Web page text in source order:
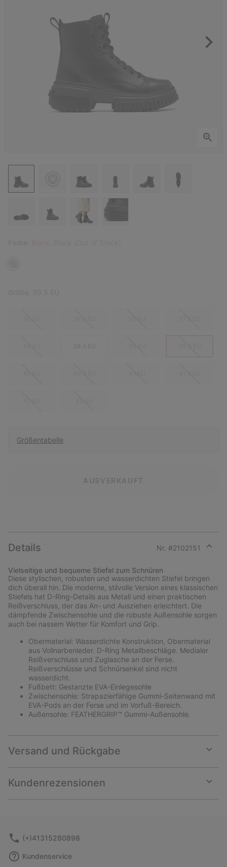
Größentabelle
AUSVERKAUFT
Details Nr. #2102151
section
Vielseitige und bequeme Stiefel zum Schnüren
Diese stylischen, robusten und wasserdichten Stiefel bringen
dich überall hin. Die moderne, stilvolle Version eines klassischen
Stiefels hat D-Ring-Details aus Metall und einen praktischen
Reißverschluss, der das An- und Ausziehen erleichtert. Die
dämpfende Zwischensohle und die robuste Außensohle sorgen
auch bei nassem Wetter für Komfort und Grip.
Obermaterial: Wasserdichte Konstruktion, Obermaterial
aus Vollnarbenleder. D-Ring Metallbeschläge. Medialer
Reißverschluss und Zuglasche an der Ferse.
Reißverschlüsse und Schnürsenkel sind nicht
wasserdicht.
Fußbett: Gestanzte EVA-Einlegesohle
Zwischensohle: Strapazierfähige Gummi-Seitenwand mit
EVA-Pods an der Ferse und im Vorfuß-Bereich.
Außensohle: FEATHERGRIP™ Gummi-Außensohle.
Versand und Rückgabe
or
Kundenrezensionen
or
(+)41315280898
Kundenservice